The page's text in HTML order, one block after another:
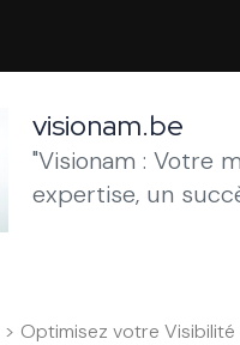
visionam.be
"Visionam : Votre
expertise, un
> Optimisez votre Visibilité